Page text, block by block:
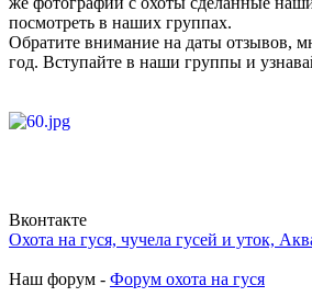
посмотреть в наших группах.
Обратите внимание на даты отзывов,
год. Вступайте в наши группы и
Вконтакте
Охота на гуся, чучела гусей и уток,
Наш форум - Форум охота на гуся